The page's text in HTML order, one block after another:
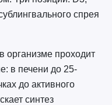
спрея
организме проходит
в печени до 25-
до активного
синтез